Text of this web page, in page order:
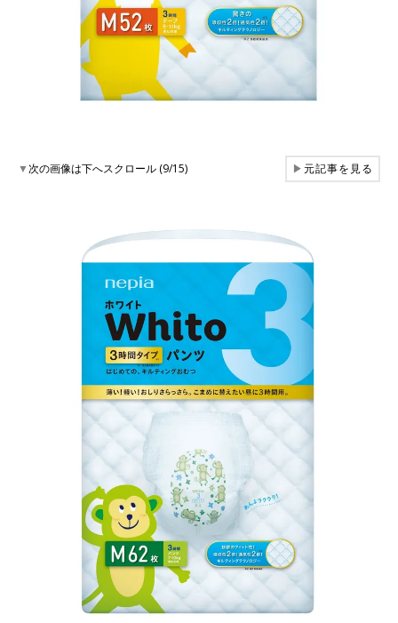
▼次の画像は下へスクロール (9/15) ▶元記事を見る